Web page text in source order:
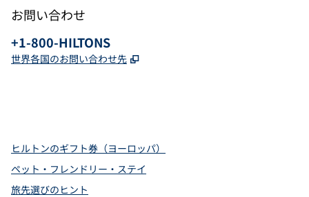
お問い合わせ
電話：
+1-800-HILTONS
世界各国のお問い合わせ先 ,
ヒルトンのギフト券（ヨーロッパ）
ペット・フレンドリー・ステイ
旅先選びのヒント